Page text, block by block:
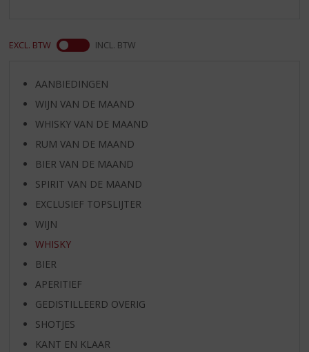
EXCL. BTW INCL. BTW
AANBIEDINGEN
WIJN VAN DE MAAND
WHISKY VAN DE MAAND
RUM VAN DE MAAND
BIER VAN DE MAAND
SPIRIT VAN DE MAAND
EXCLUSIEF TOPSLIJTER
WIJN
WHISKY
BIER
APERITIEF
GEDISTILLEERD OVERIG
SHOTJES
KANT EN KLAAR